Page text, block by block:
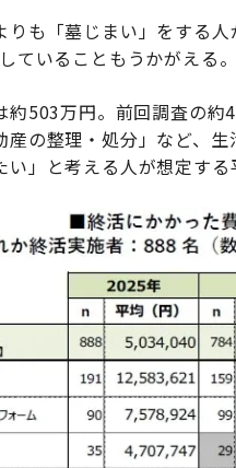
も「墓じまい」をする
ていることもうかがえる。
503万円。前回調査の
の整理・処分」など、
」と考える人が想定する